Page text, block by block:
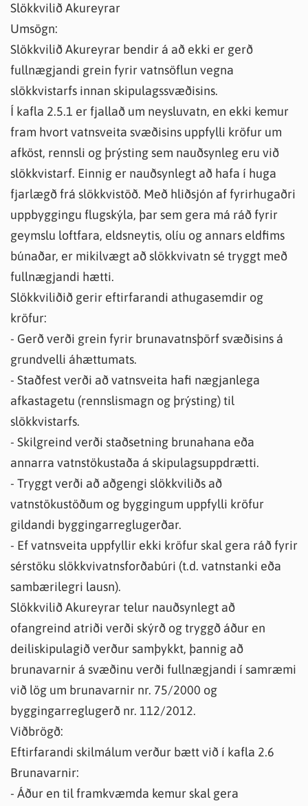
Slökkvilið Akureyrar
Umsögn:
Slökkvilið Akureyrar bendir á að ekki er gerð
fullnægjandi grein fyrir vatnsöflun vegna
slökkvistarfs innan skipulagssvæðisins.
Í kafla 2.5.1 er fjallað um neysluvatn, en ekki kemur
fram hvort vatnsveita svæðisins uppfylli kröfur um
afköst, rennsli og þrýsting sem nauðsynleg eru við
slökkvistarf. Einnig er nauðsynlegt að hafa í huga
fjarlægð frá slökkvistöð. Með hliðsjón af fyrirhugaðri
uppbyggingu flugskýla, þar sem gera má ráð fyrir
geymslu loftfara, eldsneytis, olíu og annars eldfims
búnaðar, er mikilvægt að slökkvivatn sé tryggt með
fullnægjandi hætti.
Slökkviliðið gerir eftirfarandi athugasemdir og
kröfur:
- Gerð verði grein fyrir brunavatnsþörf svæðisins á
grundvelli áhættumats.
- Staðfest verði að vatnsveita hafi nægjanlega
afkastagetu (rennslismagn og þrýsting) til
slökkvistarfs.
- Skilgreind verði staðsetning brunahana eða
annarra vatnstökustaða á skipulagsuppdrætti.
- Tryggt verði að aðgengi slökkviliðs að
vatnstökustöðum og byggingum uppfylli kröfur
gildandi byggingarreglugerðar.
- Ef vatnsveita uppfyllir ekki kröfur skal gera ráð fyrir
sérstöku slökkvivatnsforðabúri (t.d. vatnstanki eða
sambærilegri lausn).
Slökkvilið Akureyrar telur nauðsynlegt að
ofangreind atriði verði skýrð og tryggð áður en
deiliskipulagið verður samþykkt, þannig að
brunavarnir á svæðinu verði fullnægjandi í samræmi
við lög um brunavarnir nr. 75/2000 og
byggingarreglugerð nr. 112/2012.
Viðbrögð:
Eftirfarandi skilmálum verður bætt við í kafla 2.6
Brunavarnir:
- Áður en til framkvæmda kemur skal gera